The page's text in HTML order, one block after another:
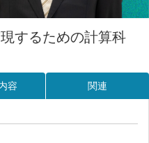
するための計算科
容 関連